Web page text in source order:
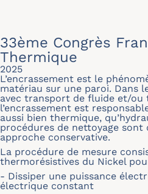
33ème Congrès
Thermique
2025
L’encrassement est le
matériau sur une paroi. Dans
avec transport de fluide et/ou
l’encrassement est
aussi bien thermique,
procédures de nettoyage
approche conservative.
La procédure de mesure
thermorésistives du Nickel
- Dissiper une puissance
électrique constant